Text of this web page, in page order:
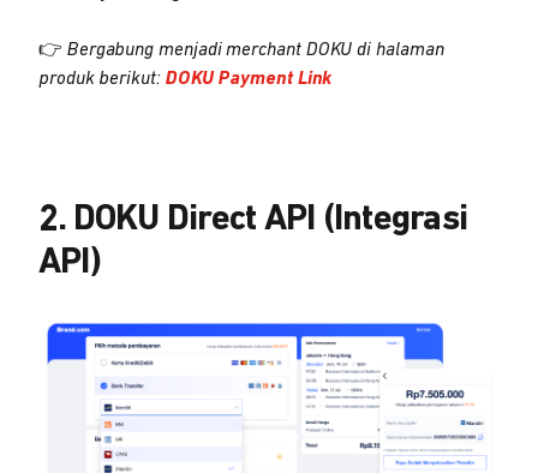
👉 Bergabung menjadi merchant DOKU di halaman
produk berikut: DOKU Payment Link
2. DOKU Direct API (Integrasi
API)